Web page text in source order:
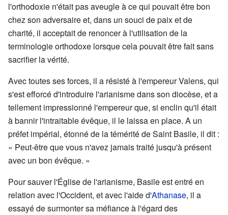
l'orthodoxie n'était pas aveugle à ce qui pouvait être bon
chez son adversaire et, dans un souci de paix et de
charité, il acceptait de renoncer à l'utilisation de la
terminologie orthodoxe lorsque cela pouvait être fait sans
sacrifier la vérité.
Avec toutes ses forces, il a résisté à l'empereur Valens, qui
s'est efforcé d'introduire l'arianisme dans son diocèse, et a
tellement impressionné l'empereur que, si enclin qu'il était
à bannir l'intraitable évêque, il le laissa en place. A un
préfet impérial, étonné de la témérité de Saint Basile, il dit :
« Peut-être que vous n'avez jamais traité jusqu'à présent
avec un bon évêque. »
Pour sauver l'Église de l'arianisme, Basile est entré en
relation avec l'Occident, et avec l'aide d'Athanase, il a
essayé de surmonter sa méfiance à l'égard des